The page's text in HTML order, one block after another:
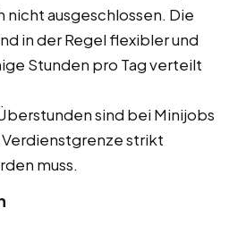
ausgeschlossen. Die
in der Regel flexibler und
Stunden pro Tag verteilt
sind bei Minijobs
strikt
muss.